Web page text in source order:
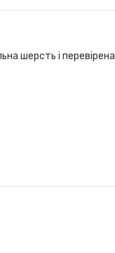
шерсть і перевірена